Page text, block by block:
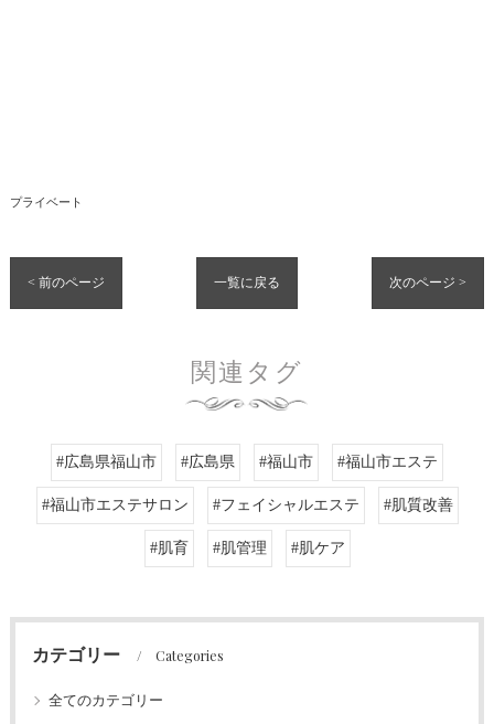
プライベート
< 前のページ 一覧に戻る 次のページ >
関連タグ
#広島県福山市 #広島県 #福山市 #福山市エステ
#福山市エステサロン #フェイシャルエステ #肌質改善
#肌育 #肌管理 #肌ケア
カテゴリー Categories
全てのカテゴリー